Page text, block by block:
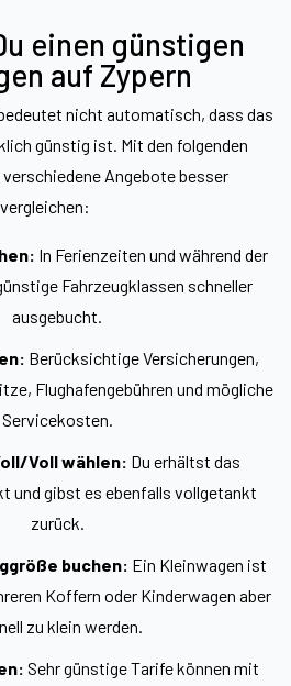
einen günstigen
auf Zypern
nicht automatisch, dass das
günstig ist. Mit den folgenden
Angebote besser
vergleichen:
In Ferienzeiten und während der
Fahrzeugklassen schneller
ausgebucht.
Berücksichtige Versicherungen,
Flughafengebühren und mögliche
Servicekosten.
Voll wählen: Du erhältst das
und gibst es ebenfalls vollgetankt
zurück.
buchen: Ein Kleinwagen ist
Koffern oder Kinderwagen aber
zu klein werden.
Sehr günstige Tarife können mit